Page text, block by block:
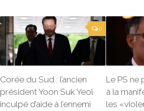
0
Corée du Sud : l’ancien
président Yoon Suk Yeol
inculpé d’aide à l’ennemi
Le PS ne
à la
les